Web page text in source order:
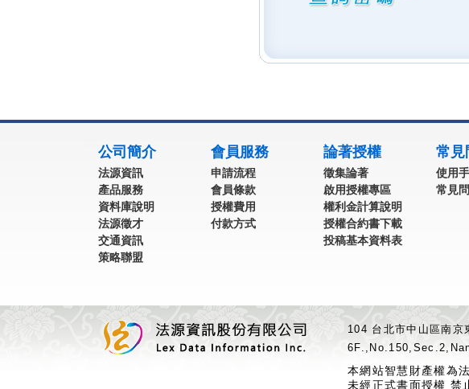
公司簡介
法源資訊
產品服務
資料庫說明
法源徵才
交通資訊
策略聯盟
會員服務
申請流程
會員條款
授權費用
付款方式
論著授權
徵集論著
啟用授權專區
權利金計算說明
授權合約書下載
投稿基本資料表
常見
使用
常見
104 台北市中山區南
本網站智慧財產權為
未經正式書面授權 禁